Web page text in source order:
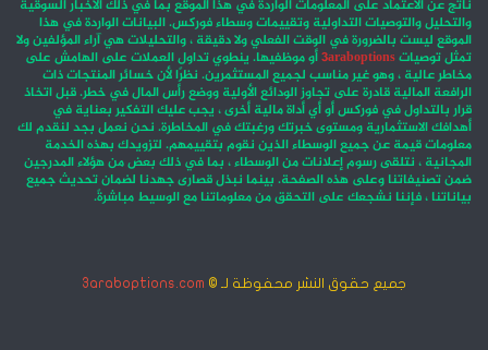
ناتج عن الاعتماد على المعلومات الواردة في هذا الموقع بما في ذلك الأخبار السوقية
والتحليل والتوصيات التداولية وتقييمات وسطاء فوركس. البيانات الواردة في هذا
الموقع ليست بالضرورة في الوقت الفعلي ولا دقيقة ، والتحليلات هي آراء المؤلفين ولا
تمثل توصيات3araboptionsأو موظفيها. ينطوي تداول العملات على الهامش على
مخاطر عالية ، وهو غير مناسب لجميع المستثمرين. نظرًا لأن خسائر المنتجات ذات
الرافعة المالية قادرة على تجاوز الودائع الأولية ووضع رأس المال في خطر. قبل اتخاذ
قرار بالتداول في فوركس أو أي أداة مالية أخرى ، يجب عليك التفكير بعناية في
أهدافك الاستثمارية ومستوى خبرتك ورغبتك في المخاطرة. نحن نعمل بجد لنقدم لك
معلومات قيمة عن جميع الوسطاء الذين نقوم بتقييمهم. لتزويدك بهذه الخدمة
المجانية ، نتلقى رسوم إعلانات من الوسطاء ، بما في ذلك بعض من هؤلاء المدرجين
ضمن تصنيفاتنا وعلى هذه الصفحة. بينما نبذل قصارى جهدنا لضمان تحديث جميع
بياناتنا ، فإننا نشجعك على التحقق من معلوماتنا مع الوسيط مباشرةً.
جميع حقوق النشر محفوظة لـ © 3araboptions.com